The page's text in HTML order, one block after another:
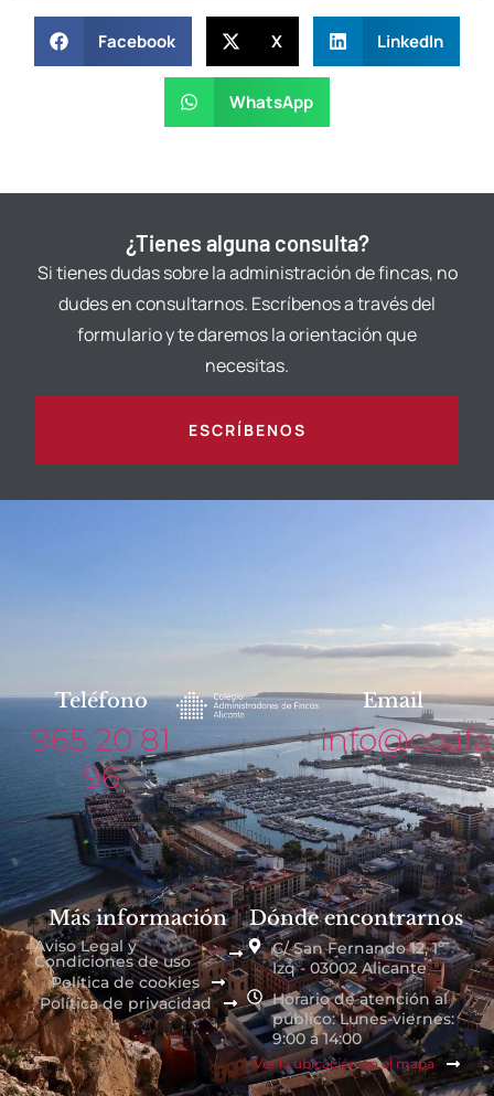
Facebook X LinkedIn
WhatsApp
¿Tienes alguna consulta?
Si tienes dudas sobre la administración de fincas, no
dudes en consultarnos. Escríbenos a través del
formulario y te daremos la orientación que
necesitas.
ESCRÍBENOS
Teléfono
965 20 81
96
Email
Más información
Aviso Legal y
Condiciones de uso
Política de cookies
Política de privacidad
Dónde encontrarnos
C/ San Fernando 12, 1º
Izq - 03002 Alicante
Horario de atención al
público: Lunes-viernes:
9:00 a 14:00
Ver la ubicación en el mapa